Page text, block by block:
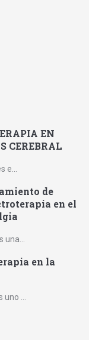
EN
CEREBRAL
e...
de
en el
en la
...